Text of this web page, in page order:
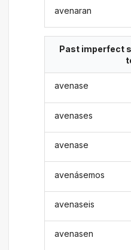
avenaran
Past imperfect
avenase
avenases
avenase
avenásemos
avenaseis
avenasen